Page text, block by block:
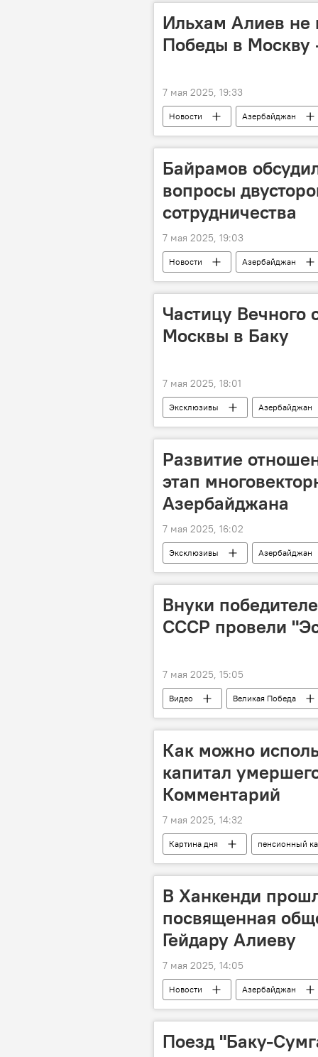
Ильхам Алиев не
Победы в Москву
7 мая 2025, 19:33
Новости Азербайджан
Общенациональный лидер
Байрамов
вопросы
сотрудничества
7 мая 2025, 19:03
Новости Азербайджан
Официальный визит
Частицу Вечного
Москвы в Баку
7 мая 2025, 18:01
Эксклюзивы Азербайджан
Посольство России в Азербайджане
Развитие
этап
Азербайджана
7 мая 2025, 16:02
Эксклюзивы Азербайджан
двусторонние отношения
Внуки
СССР провели
7 мая 2025, 15:05
Видео Великая Победа
СССР
внуки
Как можно
капитал
Комментарий
7 мая 2025, 14:32
Картина дня пенсионный
Азербайджан
лица
В Ханкенди
посвященная
Гейдару Алиеву
7 мая 2025, 14:05
Новости Азербайджан
Карабахский экономический район
Поезд "Баку-